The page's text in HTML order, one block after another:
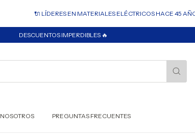
🔌 LÍDERES EN MATERIALES ELÉCTRICOS HACE 45 AÑOS
DESCUENTOS IMPERDIBLES 🔥
NOSOTROS PREGUNTAS FRECUENTES